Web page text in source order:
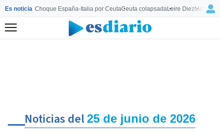
Es noticia Choque España-Italia por CeutaCeuta colapsadaLeire Diez
Menú
Noticias del25 de junio de 2026